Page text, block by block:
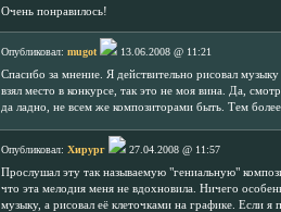
Очень понравилось!
Опубликовал: mugot
13.06.2008 @ 11:21
Спасибо за мнение. Я действительно рисовал
взял место в конкурсе, так это не моя вина. Да,
да ладно, не всем же композиторами быть. Тем
Опубликовал: Хирург
27.04.2008 @ 11:57
Прослушал эту так называемую "гениальную"
что эта мелодия меня не вдохновила. Ничего
музыку, а рисовал её клеточками на графике. Если